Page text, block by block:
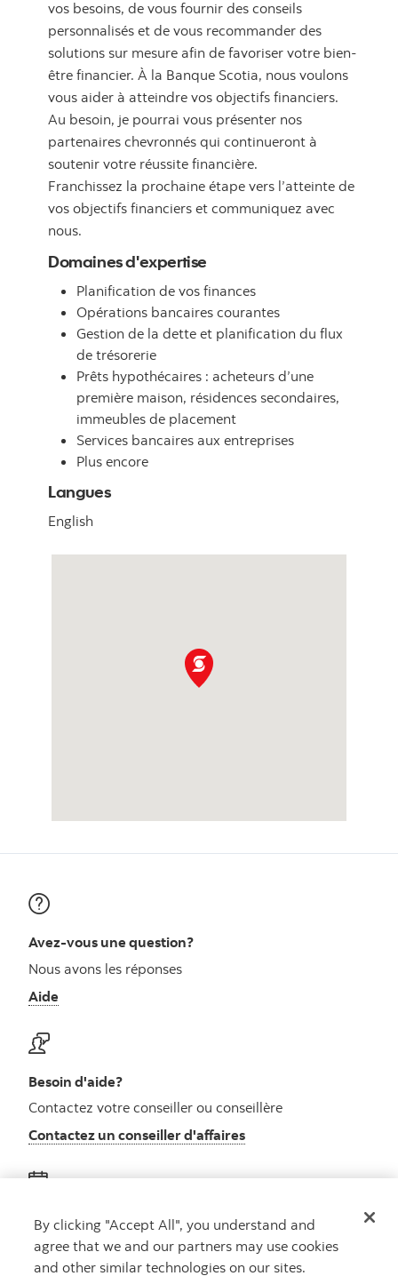
vos besoins, de vous fournir des conseils
personnalisés et de vous recommander des
solutions sur mesure afin de favoriser votre bien-
être financier. À la Banque Scotia, nous voulons
vous aider à atteindre vos objectifs financiers.
Au besoin, je pourrai vous présenter nos
partenaires chevronnés qui continueront à
soutenir votre réussite financière.
Franchissez la prochaine étape vers l’atteinte de
vos objectifs financiers et communiquez avec
nous.
Domaines d'expertise
Planification de vos finances
Opérations bancaires courantes
Gestion de la dette et planification du flux
de trésorerie
Prêts hypothécaires : acheteurs d’une
première maison, résidences secondaires,
immeubles de placement
Services bancaires aux entreprises
Plus encore
Langues
English
Avez-vous une question?
Nous avons les réponses
Aide
Besoin d'aide?
Contactez votre conseiller ou conseillère
Contactez un conseiller d'affaires
Obtenez des conseils
Rencontrez un conseiller
By clicking "Accept All", you understand and
agree that we and our partners may use cookies
and other similar technologies on our sites.